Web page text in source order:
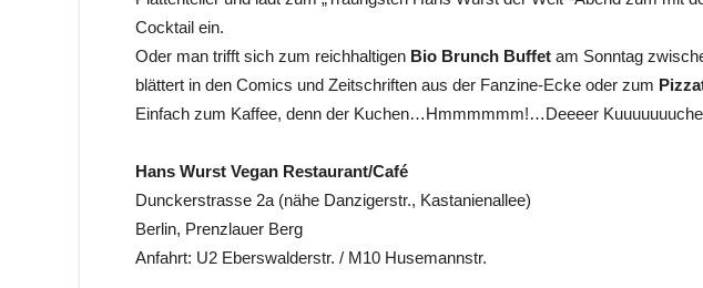
Cocktail ein.
Oder man trifft sich zum reichhaltigen Bio Brunch Buffet am Sonntag
blättert in den Comics und Zeitschriften aus der Fanzine-Ecke oder zum
Einfach zum Kaffee, denn der Kuchen…Hmmmmmm!…Deeeer
Hans Wurst Vegan Restaurant/Café
Dunckerstrasse 2a (nähe Danzigerstr., Kastanienallee)
Berlin, Prenzlauer Berg
Anfahrt: U2 Eberswalderstr. / M10 Husemannstr.